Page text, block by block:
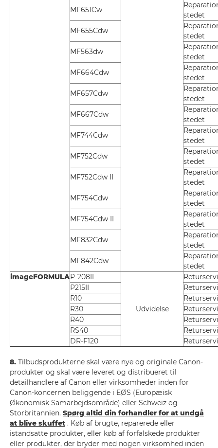
MF651Cw
stedet
MF655Cdw
stedet
MF563dw
stedet
MF664Cdw
stedet
MF657Cdw
stedet
MF667Cdw
stedet
MF744Cdw
stedet
MF752Cdw
stedet
MF752Cdw II
stedet
MF754Cdw
stedet
MF754Cdw II
stedet
MF832Cdw
stedet
MF842Cdw
stedet
imageFORMULAP-208II
Udvidelse
P215II
R10
R30
R40
RS40
DR-F120
8. Tilbudsprodukterne skal være nye og originale Canon-
produkter og skal være leveret og distribueret til
detailhandlere af Canon eller virksomheder inden for
Canon-koncernen beliggende i EØS (Europæisk
Økonomisk Samarbejdsområde) eller Schweiz og
Storbritannien. Spørg altid din forhandler for at undgå
at blive skuffet . Køb af brugte, reparerede eller
istandsatte produkter, eller køb af forfalskede produkter
eller produkter, der bryder med nogen virksomhed inden